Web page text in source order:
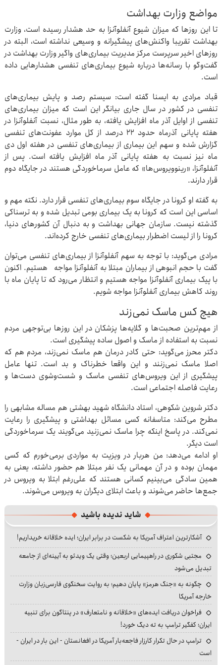
مواضع وزارت بهداشت
تا این روزها که میزان شیوع آنفلوآنزا به حد هشدار رسیده است، وزارت
بهداشت تقریبا واکنش‌های پیشگیرانه و وسیعی نداشته است، البته در
روزهای اخیر سرپرست مرکز مدیریت بیماری‌های واگیر وزارت بهداشت در
گفت‌وگو با رسانه‌ها درباره شیوع بیماری‌های تنفسی هشدارهایی داده
است.
قباد مرادی به ایسنا گفته است: سیستم رصد و پایش بیماری‌های
تنفسی در کشور در سال جاری بیانگر این است که میزان بیماری‌های
تنفسی از اوایل آذر ماه افزایش یافته، به طور مثال، نسبت آنفلوآنزا در
هفته پایانی آذرماه حدود ۲۲ درصد از کل موارد عفونت‌های تنفسی
گزارش شده و سهم این بیماری از بیماری‌های تنفسی در هفته اول دی
ماه نیز نسبت به هفته پایانی آذر ماه افزایش یافته است. پس از
آنفلوآنزا، «رینوویروس‌ها» که عامل سرماخوردگی هستند در جایگاه دوم
قرار دارند.
به گفته او کرونا در جایگاه سوم بیماری‌های تنفسی قرار دارد. نکته مهم و
اساسی این است که کرونا به یک بیماری بومی تبدیل شده و به ترسناکی
گذشته نیست. سازمان جهانی بهداشت و به دنبال آن کشورهای دنیا،
کرونا را از لیست اضطرار بیماری‌های تنفسی خارج کرده‌اند.
مرادی می‌گوید: با توجه به سهم آنفلوآنزا از بیماری‌های تنفسی می‌توان
گفت با حجم انبوهی از بیماران مبتلا به آنفلوآنزا مواجه هستیم. اکنون
با پیک بیماری آنفلوآنزا مواجه هستیم و انتظار می‌رود که تا پایان ماه با
روند کاهش بیماری آنفلوآنزا مواجه شویم.
هیچ کس ماسک نمی‌زند
از مهم‌ترین صحبت‌ها و گلایه‌ها پزشکان در این روزها بی‌توجهی مردم
نسبت به استفاده از ماسک و اصول ساده پیشگیری است.
دکتر محرز می‌گوید: حتی کادر درمان هم ماسک نمی‌زند،‌ مردم هم که
اصلا ماسک نمی‌زنند و این واقعا خطرناک و بد است. تنها عامل
پیشگیری از این ویروس‌های تنفسی ماسک و شست‌وشوی دست‌ها و
رعایت فاصله اجتماعی است.
دکتر شروین شکوهی، استاد دانشگاه شهید بهشتی هم مساله مشابهی را
مطرح می‌کند: متاسفانه کسی مسائل بهداشتی و پیشگیری را رعایت
نمی‌کند. در پاسخ اینکه چرا ماسک نمی‌زنید می‌گویند یک سرماخوردگی
است دیگر.
او ادامه می‌دهد: من هربار در ویزیت به مواردی برمی‌خورم که کسی
مهمان بوده و در آن مهمانی یک نفر مبتلا هم حضور داشته، یعنی به
همین سادگی می‌بینیم کسانی هستند که علی‌رغم ابتلا به ویروس در
جمع‌ها حاضر می‌شوند و باعث ابتلای دیگران به ویروس می‌شوند.
شاید ندیده باشید
آشکارترین اعتراف آمریکا به شکست در برابر ایران؛ ایده خلاقانه خریداریم!
مجتبی شکوری در راهپیمایی اربعین؛ وقتی یک ویدئو به آیینه‌ای از جامعه
تبدیل می‌شود
چگونه به «جنگ هرمز» پایان دهیم؛ به روایت سخنگوی فارسی‌زبان وزارت
خارجه آمریکا
فراخوان دریافت ایده‌های «خلاقانه و نامتعارف» در پنتاگون برای تنبیه
ایران؛ کفگیر ترامپ به ته دیگ خورد!
ترامپ در حال تکرار کارزار فاجعه‌بار آمریکا در افغانستان - این بار در ایران -
است